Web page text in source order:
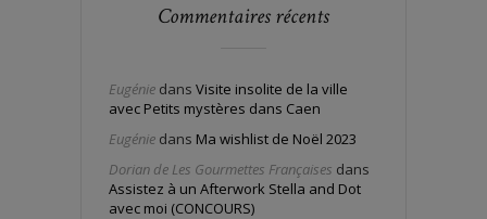
Commentaires récents
Eugénie dans Visite insolite de la ville
avec Petits mystères dans Caen
Eugénie dans Ma wishlist de Noël 2023
Dorian de Les Gourmettes Françaises dans
Assistez à un Afterwork Stella and Dot
avec moi (CONCOURS)